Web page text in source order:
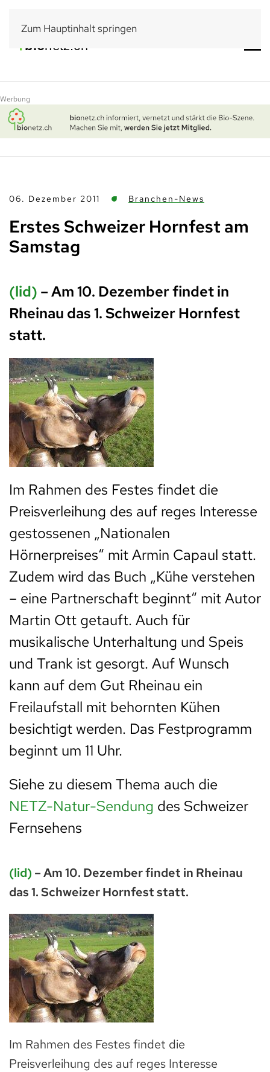
Zum Hauptinhalt springen
Werbung
06. Dezember 2011 Branchen-News
Erstes Schweizer Hornfest am
Samstag
(lid) – Am 10. Dezember findet in
Rheinau das 1. Schweizer Hornfest
statt.
Im Rahmen des Festes findet die
Preisverleihung des auf reges Interesse
gestossenen „Nationalen
Hörnerpreises“ mit Armin Capaul statt.
Zudem wird das Buch „Kühe verstehen
– eine Partnerschaft beginnt“ mit Autor
Martin Ott getauft. Auch für
musikalische Unterhaltung und Speis
und Trank ist gesorgt. Auf Wunsch
kann auf dem Gut Rheinau ein
Freilaufstall mit behornten Kühen
besichtigt werden. Das Festprogramm
beginnt um 11 Uhr.
Siehe zu diesem Thema auch die
NETZ-Natur-Sendung des Schweizer
Fernsehens
(lid) – Am 10. Dezember findet in Rheinau
das 1. Schweizer Hornfest statt.
Im Rahmen des Festes findet die
Preisverleihung des auf reges Interesse